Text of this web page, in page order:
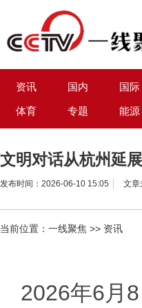
资讯 国内 国际
体育 专题 能源
文明对话从杭州延
发布时间：2026-06-10 15:05 文
当前位置： 一线聚焦 >> 资讯
2026年6月